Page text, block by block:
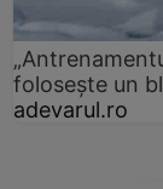
folosește un
adevarul.ro